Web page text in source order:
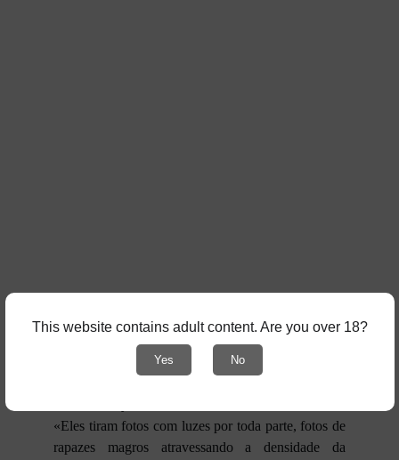
20 Years of KINk! - 20 Anos de KINK !
«Eles tiram fotos com luzes por toda parte, fotos de
rapazes magros atravessando a densidade da
This website contains adult content. Are you over 18?
Yes No